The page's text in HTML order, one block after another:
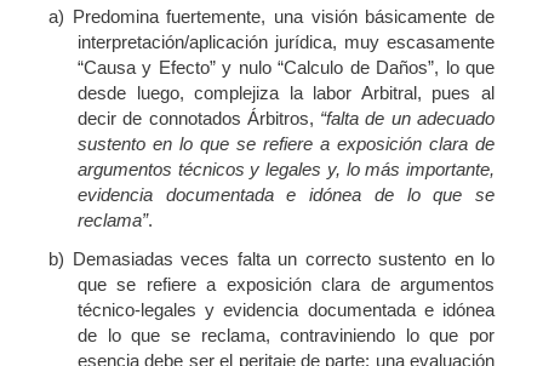
a) Predomina fuertemente, una visión básicamente de
interpretación/aplicación jurídica, muy escasamente
“Causa y Efecto” y nulo “Calculo de Daños”, lo que
desde luego, complejiza la labor Arbitral, pues al
decir de connotados Árbitros, “falta de un adecuado
sustento en lo que se refiere a exposición clara de
argumentos técnicos y legales y, lo más importante,
evidencia documentada e idónea de lo que se
reclama”.
b) Demasiadas veces falta un correcto sustento en lo
que se refiere a exposición clara de argumentos
técnico-legales y evidencia documentada e idónea
de lo que se reclama, contraviniendo lo que por
esencia debe ser el peritaje de parte: una evaluación